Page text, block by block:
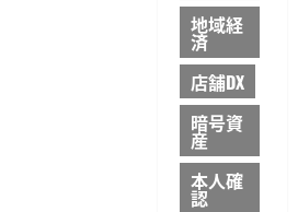
地域経
済
店舗DX
暗号資
産
本人確
認